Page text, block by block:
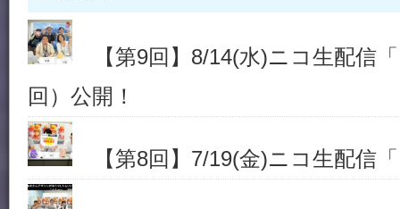
【第9回】8/14(水)ニコ生配信
回）公開！
【第8回】7/19(金)ニコ生配信